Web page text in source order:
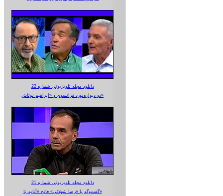
دانلود مجله تلویزیونی شماره 22
دو دیواره‌نورد فرانسوی و «ابراهیم نوتاش»
دانلود مجله تلویزیونی شماره 21
گفت‌وگو با «رضا شهلائی» فاتح «آناپورنا»